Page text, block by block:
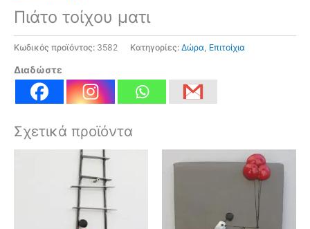
Πιάτο τοίχου ματι
Κωδικός προϊόντος: 3582 Κατηγορίες: Δώρα, Επιτοίχια
Διαδώστε
Σχετικά προϊόντα